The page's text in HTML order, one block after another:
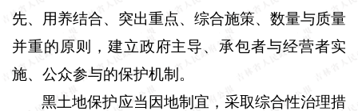
先、用养结合、突出重点、综合施策、数量与质量
并重的原则，建立政府主导、承包者与经营者实
施、公众参与的保护机制。
黑土地保护应当因地制宜，采取综合性治理措